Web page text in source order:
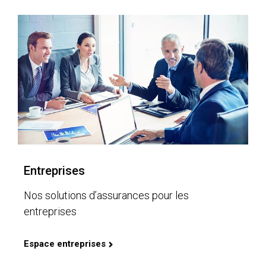
Entreprises
Nos solutions d’assurances pour les
entreprises
Espace entreprises